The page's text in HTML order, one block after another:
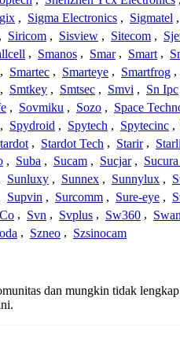
, Sigma Electronics , Sigmatel ,
, Siricom , Sisview , Sitecom ,
, Smanos , Smar , Smart ,
, Smartec , Smarteye , Smartfrog ,
, Smtkey , Smtsec , Smvi , Sn Ipc
, Sovmiku , Sozo , Space
, Spydroid , Spytech , Spytecinc ,
, Stardot Tech , Starir ,
, Suba , Sucam , Sucjar ,
Sunluxy , Sunnex , Sunnylux ,
Supvin , Surcomm , Sure-eye ,
, Svn , Svplus , Sw360 ,
, Szneo , Szsinocam
dan mungkin tidak